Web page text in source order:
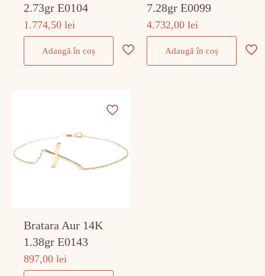
2.73gr E0104
1.774,50lei
Adaugă în coș
7.28gr E0099
4.732,00lei
Adaugă în coș
Bratara Aur 14K
1.38gr E0143
897,00lei